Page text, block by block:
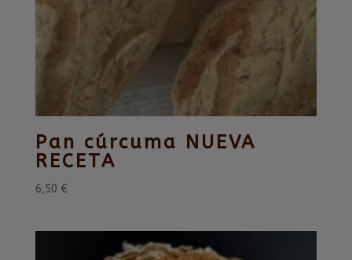
Pan cúrcuma NUEVA
RECETA
6,50 €